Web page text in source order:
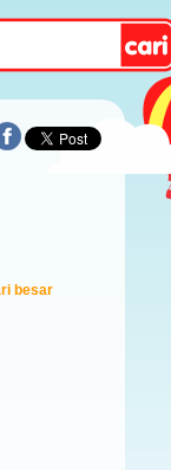
besar